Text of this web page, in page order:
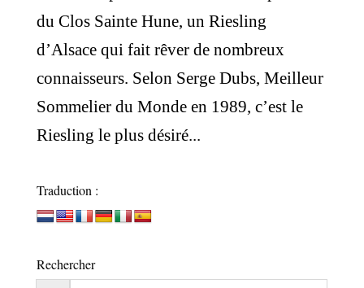
du Clos Sainte Hune, un Riesling
d’Alsace qui fait rêver de nombreux
connaisseurs. Selon Serge Dubs, Meilleur
Sommelier du Monde en 1989, c’est le
Riesling le plus désiré...
Traduction :
Rechercher